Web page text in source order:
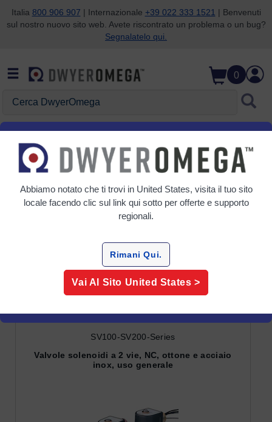
Salta alla ricerca
Salta al contenuto principale
Salta alla navigazione
Italia 800 906 907 | Internazionale +39 022 333 1521 | Benvenuti
sul nostro nuovo sito web. Avete riscontrato un problema o un bug?
Segnalatelo qui.
0
Home Flusso Valvola di flusso Valvole solenoidi
Valvole solenoidi
Griglia Tabella
Affina
SV100-SV200-Series
Valvole solenoidi a 2 vie, NC, ottone e acciaio
inox, uso generale
Abbiamo notato che ti trovi in United States, visita il tuo sito
locale facendo clic sul link qui sotto per offerte e supporto
regionali.
Rimani Qui.
Vai Al Sito United States >